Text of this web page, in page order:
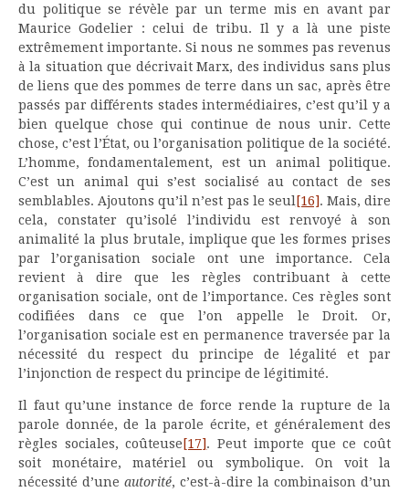
du politique se révèle par un terme mis en avant par
Maurice Godelier : celui de tribu. Il y a là une piste
extrêmement importante. Si nous ne sommes pas revenus
à la situation que décrivait Marx, des individus sans plus
de liens que des pommes de terre dans un sac, après être
passés par différents stades intermédiaires, c’est qu’il y a
bien quelque chose qui continue de nous unir. Cette
chose, c’est l’État, ou l’organisation politique de la société.
L’homme, fondamentalement, est un animal politique.
C’est un animal qui s’est socialisé au contact de ses
semblables. Ajoutons qu’il n’est pas le seul [16]. Mais, dire
cela, constater qu’isolé l’individu est renvoyé à son
animalité la plus brutale, implique que les formes prises
par l’organisation sociale ont une importance. Cela
revient à dire que les règles contribuant à cette
organisation sociale, ont de l’importance. Ces règles sont
codifiées dans ce que l’on appelle le Droit. Or,
l’organisation sociale est en permanence traversée par la
nécessité du respect du principe de légalité et par
l’injonction de respect du principe de légitimité.
Il faut qu’une instance de force rende la rupture de la
parole donnée, de la parole écrite, et généralement des
règles sociales, coûteuse [17]. Peut importe que ce coût
soit monétaire, matériel ou symbolique. On voit la
nécessité d’une autorité, c’est-à-dire la combinaison d’un